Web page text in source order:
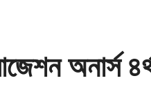
অনার্স ৪র্থ